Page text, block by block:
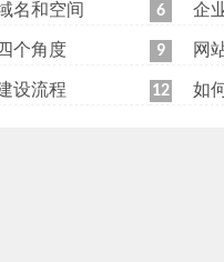
名和空间 6 企
个角度 9 网
设流程 12 如